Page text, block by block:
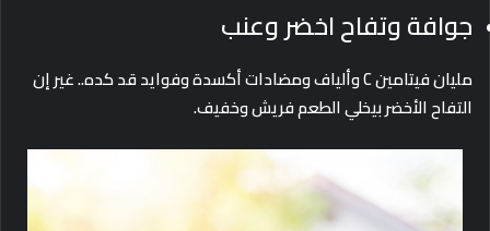
جوافة وتفاح اخضر وعنب
مليان فيتامين C وألياف ومضادات أكسدة وفوايد قد كده.. غير إن
التفاح الأخضر بيخلي الطعم فريش وخفيف.